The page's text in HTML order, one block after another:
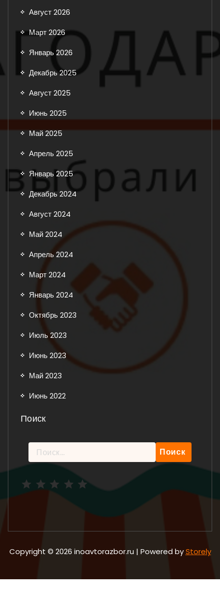
Август 2026
Март 2026
Январь 2026
Декабрь 2025
Август 2025
Июнь 2025
Май 2025
Апрель 2025
Январь 2025
Декабрь 2024
Август 2024
Май 2024
Апрель 2024
Март 2024
Январь 2024
Октябрь 2023
Июль 2023
Июнь 2023
Май 2023
Июнь 2022
Поиск
Найти:
Copyright © 2026 inoavtorazbor.ru | Powered byStorely